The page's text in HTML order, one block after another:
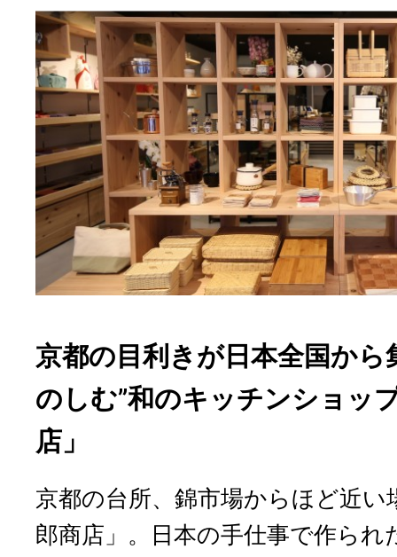
京都の目利きが日本全国から
のしむ”和のキッチンショッ
店」
京都の台所、錦市場からほど近い
郎商店」。日本の手仕事で作ら